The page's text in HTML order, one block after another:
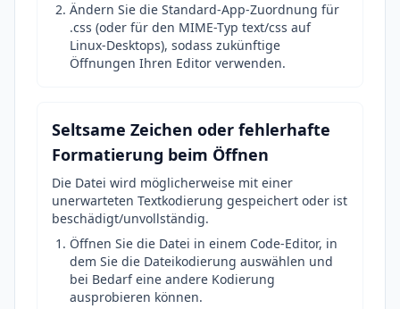
Ändern Sie die Standard-App-Zuordnung für
.css (oder für den MIME-Typ text/css auf
Linux-Desktops), sodass zukünftige
Öffnungen Ihren Editor verwenden.
Seltsame Zeichen oder fehlerhafte
Formatierung beim Öffnen
Die Datei wird möglicherweise mit einer
unerwarteten Textkodierung gespeichert oder ist
beschädigt/unvollständig.
Öffnen Sie die Datei in einem Code-Editor, in
dem Sie die Dateikodierung auswählen und
bei Bedarf eine andere Kodierung
ausprobieren können.